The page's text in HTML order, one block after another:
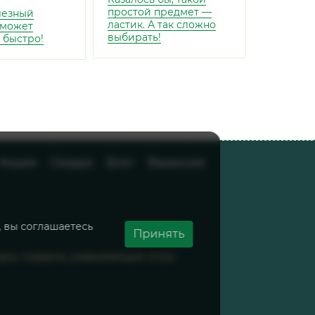
быстро!
простой предмет —
ластик. А так сложно
выбирать!
соглашаетесь
Принять